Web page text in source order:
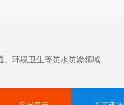
、环境卫生等防水防渗领域